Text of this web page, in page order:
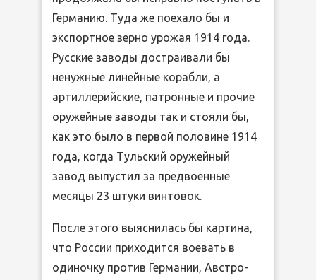
Германию. Туда же поехало бы и
экспортное зерно урожая 1914 года.
Русские заводы достраивали бы
ненужные линейные корабли, а
артиллерийские, патронные и прочие
оружейные заводы так и стояли бы,
как это было в первой половине 1914
года, когда Тульский оружейный
завод выпустил за предвоенные
месяцы 23 штуки винтовок.
После этого выяснилась бы картина,
что России приходится воевать в
одиночку против Германии, Австро-